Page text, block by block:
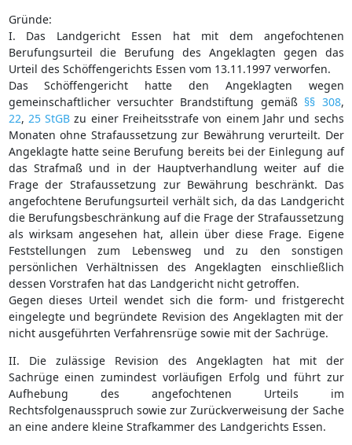
Gründe:
I. Das Landgericht Essen hat mit dem angefochtenen
Berufungsurteil die Berufung des Angeklagten gegen das
Urteil des Schöffengerichts Essen vom 13.11.1997 verworfen.
Das Schöffengericht hatte den Angeklagten wegen
gemeinschaftlicher versuchter Brandstiftung gemäß §§ 308,
22, 25 StGB zu einer Freiheitsstrafe von einem Jahr und sechs
Monaten ohne Strafaussetzung zur Bewährung verurteilt. Der
Angeklagte hatte seine Berufung bereits bei der Einlegung auf
das Strafmaß und in der Hauptverhandlung weiter auf die
Frage der Strafaussetzung zur Bewährung beschränkt. Das
angefochtene Berufungsurteil verhält sich, da das Landgericht
die Berufungsbeschränkung auf die Frage der Strafaussetzung
als wirksam angesehen hat, allein über diese Frage. Eigene
Feststellungen zum Lebensweg und zu den sonstigen
persönlichen Verhältnissen des Angeklagten einschließlich
dessen Vorstrafen hat das Landgericht nicht getroffen.
Gegen dieses Urteil wendet sich die form- und fristgerecht
eingelegte und begründete Revision des Angeklagten mit der
nicht ausgeführten Verfahrensrüge sowie mit der Sachrüge.
II. Die zulässige Revision des Angeklagten hat mit der
Sachrüge einen zumindest vorläufigen Erfolg und führt zur
Aufhebung des angefochtenen Urteils im
Rechtsfolgenausspruch sowie zur Zurückverweisung der Sache
an eine andere kleine Strafkammer des Landgerichts Essen.